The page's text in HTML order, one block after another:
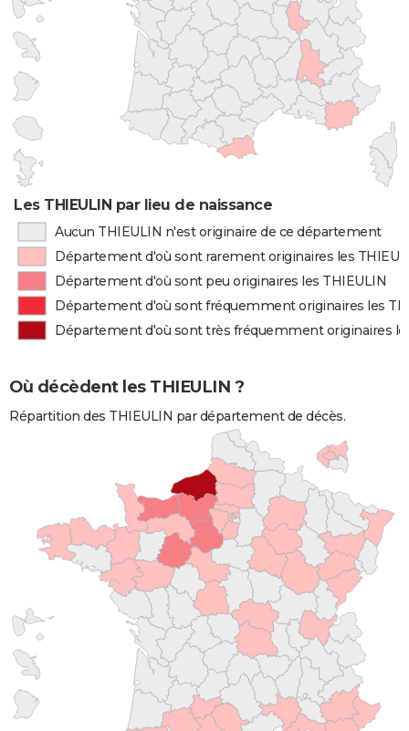
Les THIEULIN par lieu de naissance
Aucun THIEULIN n'est originaire de ce département
Département d'où sont rarement originaires les
Département d'où sont peu originaires les THIEULIN
Département d'où sont fréquemment originaires les
Département d'où sont très fréquemment originaires
Où décèdent les THIEULIN ?
Répartition des THIEULIN par département de décès.